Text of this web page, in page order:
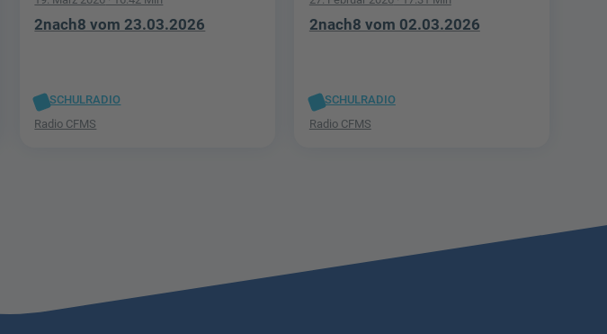
2nach8 vom 23.03.2026
SCHULRADIO
Radio CFMS
2nach8 vom 02.03.2026
SCHULRADIO
Radio CFMS